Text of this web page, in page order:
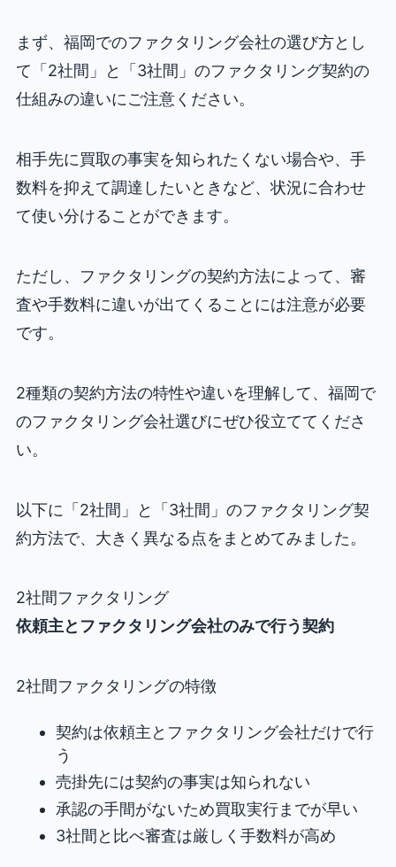
まず、福岡でのファクタリング会社の選び方とし
て「2社間」と「3社間」のファクタリング契約の
仕組みの違いにご注意ください。
相手先に買取の事実を知られたくない場合や、手
数料を抑えて調達したいときなど、状況に合わせ
て使い分けることができます。
ただし、ファクタリングの契約方法によって、審
査や手数料に違いが出てくることには注意が必要
です。
2種類の契約方法の特性や違いを理解して、福岡で
のファクタリング会社選びにぜひ役立ててくださ
い。
以下に「2社間」と「3社間」のファクタリング契
約方法で、大きく異なる点をまとめてみました。
2社間ファクタリング
依頼主とファクタリング会社のみで行う契約
2社間ファクタリングの特徴
契約は依頼主とファクタリング会社だけで行
う
売掛先には契約の事実は知られない
承認の手間がないため買取実行までが早い
3社間と比べ審査は厳しく手数料が高め